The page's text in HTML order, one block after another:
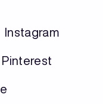
Instagram
Pinterest